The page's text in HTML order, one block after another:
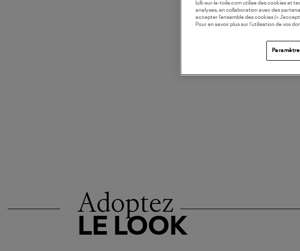
Adoptez
LE LOOK
lulli-sur-la-toile.com utilise des cookies et
analyses, en collaboration avec des
accepter l’ensemble des cookies («
Pour en savoir plus sur l’utilisation de vos